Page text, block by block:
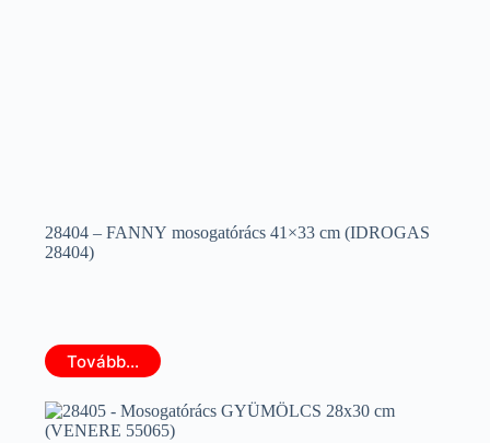
28404 – FANNY mosogatórács 41×33 cm (IDROGAS
28404)
Tovább...